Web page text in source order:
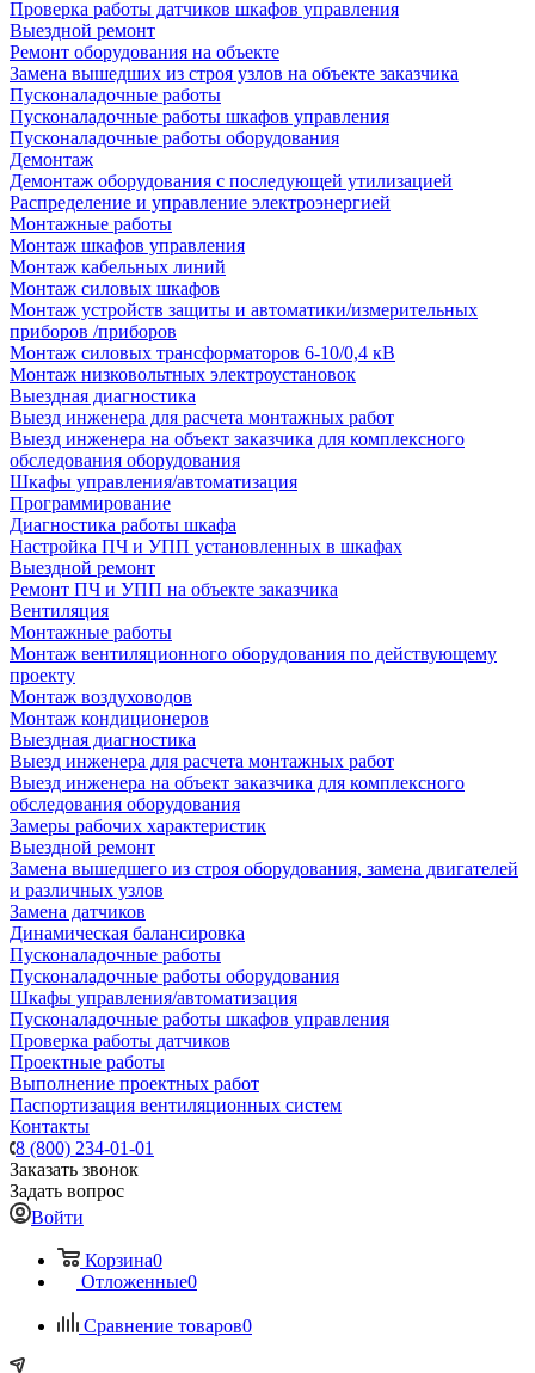
Проверка работы датчиков шкафов управления
Выездной ремонт
Ремонт оборудования на объекте
Замена вышедших из строя узлов на объекте заказчика
Пусконаладочные работы
Пусконаладочные работы шкафов управления
Пусконаладочные работы оборудования
Демонтаж
Демонтаж оборудования с последующей утилизацией
Распределение и управление электроэнергией
Монтажные работы
Монтаж шкафов управления
Монтаж кабельных линий
Монтаж силовых шкафов
Монтаж устройств защиты и автоматики/измерительных
приборов /приборов
Монтаж силовых трансформаторов 6-10/0,4 кВ
Монтаж низковольтных электроустановок
Выездная диагностика
Выезд инженера для расчета монтажных работ
Выезд инженера на объект заказчика для комплексного
обследования оборудования
Шкафы управления/автоматизация
Программирование
Диагностика работы шкафа
Настройка ПЧ и УПП установленных в шкафах
Выездной ремонт
Ремонт ПЧ и УПП на объекте заказчика
Вентиляция
Монтажные работы
Монтаж вентиляционного оборудования по действующему
проекту
Монтаж воздуховодов
Монтаж кондиционеров
Выездная диагностика
Выезд инженера для расчета монтажных работ
Выезд инженера на объект заказчика для комплексного
обследования оборудования
Замеры рабочих характеристик
Выездной ремонт
Замена вышедшего из строя оборудования, замена двигателей
и различных узлов
Замена датчиков
Динамическая балансировка
Пусконаладочные работы
Пусконаладочные работы оборудования
Шкафы управления/автоматизация
Пусконаладочные работы шкафов управления
Проверка работы датчиков
Проектные работы
Выполнение проектных работ
Паспортизация вентиляционных систем
Контакты
8 (800) 234-01-01
Заказать звонок
Задать вопрос
Войти
Корзина0
Отложенные0
Сравнение товаров0